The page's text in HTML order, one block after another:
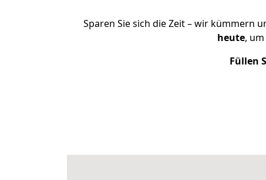
Sparen Sie sich die Zeit – wir kümmern
heute,
Füllen